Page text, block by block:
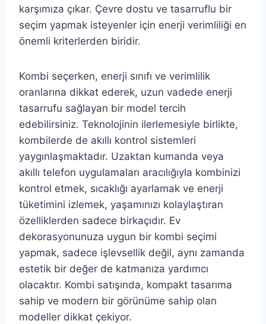
karşımıza çıkar. Çevre dostu ve tasarruflu bir
seçim yapmak isteyenler için enerji verimliliği en
önemli kriterlerden biridir.
Kombi seçerken, enerji sınıfı ve verimlilik
oranlarına dikkat ederek, uzun vadede enerji
tasarrufu sağlayan bir model tercih
edebilirsiniz. Teknolojinin ilerlemesiyle birlikte,
kombilerde de akıllı kontrol sistemleri
yaygınlaşmaktadır. Uzaktan kumanda veya
akıllı telefon uygulamaları aracılığıyla kombinizi
kontrol etmek, sıcaklığı ayarlamak ve enerji
tüketimini izlemek, yaşamınızı kolaylaştıran
özelliklerden sadece birkaçıdır. Ev
dekorasyonunuza uygun bir kombi seçimi
yapmak, sadece işlevsellik değil, aynı zamanda
estetik bir değer de katmanıza yardımcı
olacaktır. Kombi satışında, kompakt tasarıma
sahip ve modern bir görünüme sahip olan
modeller dikkat çekiyor.